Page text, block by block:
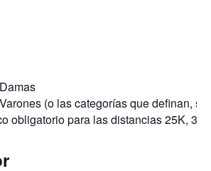
(o las categorías que definan, si
obligatorio para las distancias 25K,